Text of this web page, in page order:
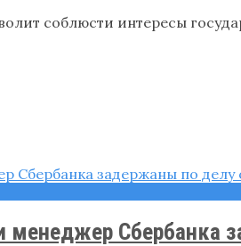
соблюсти интересы
менеджер Сбербанка